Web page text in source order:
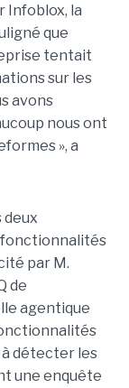
Infoblox, la
que
tentait
sur les
avons
nous ont
», a
deux
par M.
de
agentique
à détecter les
une enquête